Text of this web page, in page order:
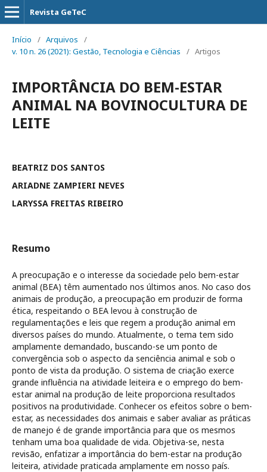
Revista GeTeC
Início / Arquivos
/
v. 10 n. 26 (2021): Gestão, Tecnologia e Ciências
/ Artigos
IMPORTÂNCIA DO BEM-ESTAR
ANIMAL NA BOVINOCULTURA DE
LEITE
BEATRIZ DOS SANTOS
ARIADNE ZAMPIERI NEVES
LARYSSA FREITAS RIBEIRO
Resumo
A preocupação e o interesse da sociedade pelo bem-estar
animal (BEA) têm aumentado nos últimos anos. No caso dos
animais de produção, a preocupação em produzir de forma
ética, respeitando o BEA levou à construção de
regulamentações e leis que regem a produção animal em
diversos países do mundo. Atualmente, o tema tem sido
amplamente demandado, buscando-se um ponto de
convergência sob o aspecto da senciência animal e sob o
ponto de vista da produção. O sistema de criação exerce
grande influência na atividade leiteira e o emprego do bem-
estar animal na produção de leite proporciona resultados
positivos na produtividade. Conhecer os efeitos sobre o bem-
estar, as necessidades dos animais e saber avaliar as práticas
de manejo é de grande importância para que os mesmos
tenham uma boa qualidade de vida. Objetiva-se, nesta
revisão, enfatizar a importância do bem-estar na produção
leiteira, atividade praticada amplamente em nosso país.